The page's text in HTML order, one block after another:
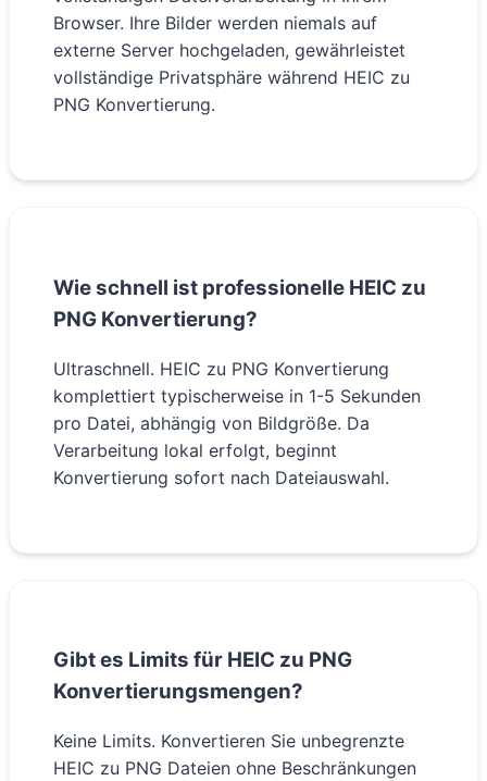
Browser. Ihre Bilder werden niemals auf
externe Server hochgeladen, gewährleistet
vollständige Privatsphäre während HEIC zu
PNG Konvertierung.
Wie schnell ist professionelle HEIC zu
PNG Konvertierung?
Ultraschnell. HEIC zu PNG Konvertierung
komplettiert typischerweise in 1-5 Sekunden
pro Datei, abhängig von Bildgröße. Da
Verarbeitung lokal erfolgt, beginnt
Konvertierung sofort nach Dateiauswahl.
Gibt es Limits für HEIC zu PNG
Konvertierungsmengen?
Keine Limits. Konvertieren Sie unbegrenzte
HEIC zu PNG Dateien ohne Beschränkungen